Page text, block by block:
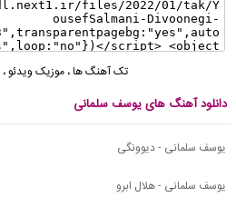
تک آهنگ ها،موزیک ویدئو ،
دانلود آهنگ های یوسف سلمانی
یوسف سلمانی - دیوونگی
یوسف سلمانی - هلال ابرو